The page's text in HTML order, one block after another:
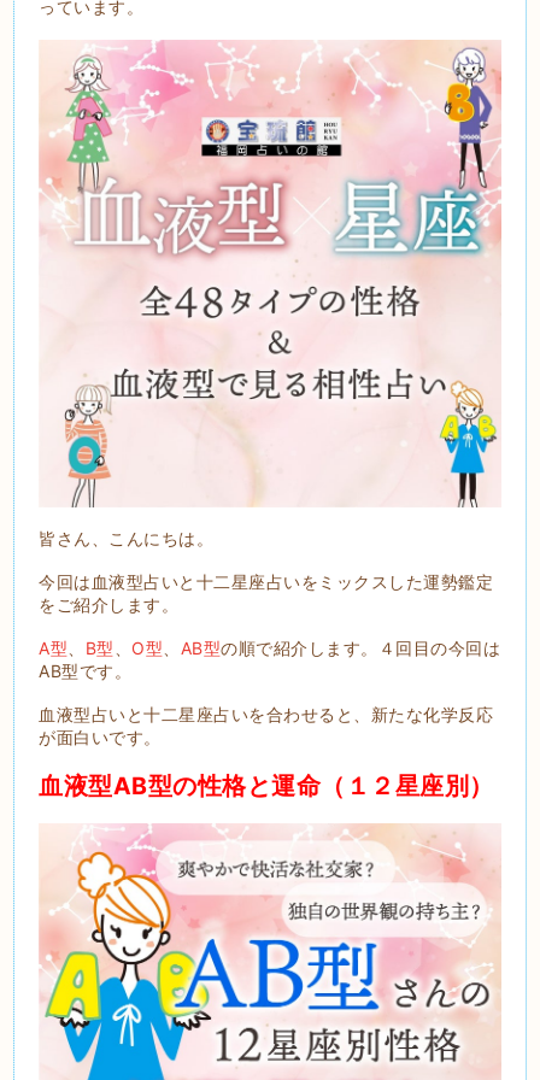
っています。
皆さん、こんにちは。
今回は血液型占いと十二星座占いをミックスした運勢鑑定
をご紹介します。
A型 B型 O型 AB型の順で紹介します。４回目の今回は
AB型です。
血液型占いと十二星座占いを合わせると、新たな化学反応
が面白いです。
血液型AB型の性格と運命（１２星座別）